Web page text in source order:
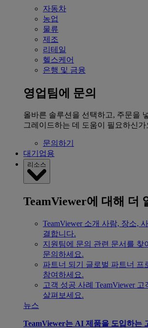
자동차
농업
물류
제조
리테일
헬스케어
은행 및 금융
영업팀에 문의
올바른 솔루션을 선택하고, 주문을
그레이드하는 데 도움이 필요하신가
문의하기
대기업용
리소스
TeamViewer에 대해 더
TeamViewer 소개 사람, 장소,
결합니다.
지원팀에 문의 관련 문서를 찾
문의하세요.
파트너 되기
글로벌 파트너 프
참여하세요.
고객 성공 사례 TeamViewer
살펴보세요.
뉴스
TeamViewer는 AI 제품을 도입하는